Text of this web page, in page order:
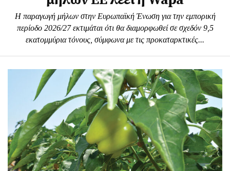
Η παραγωγή μήλων στην Ευρωπαϊκή Ένωση για την εμπορική
περίοδο 2026/27 εκτιμάται ότι θα διαμορφωθεί σε σχεδόν 9,5
εκατομμύρια τόνους, σύμφωνα με τις προκαταρκτικές...